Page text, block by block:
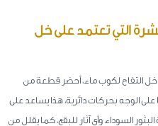
التي تعتمد على خل
التفاح لكوب ماء، أحضر قطعة من
الوجه بحركات دائرية، هذا يساعد على
السوداء وأي آثار للبقع، كما يقلل من